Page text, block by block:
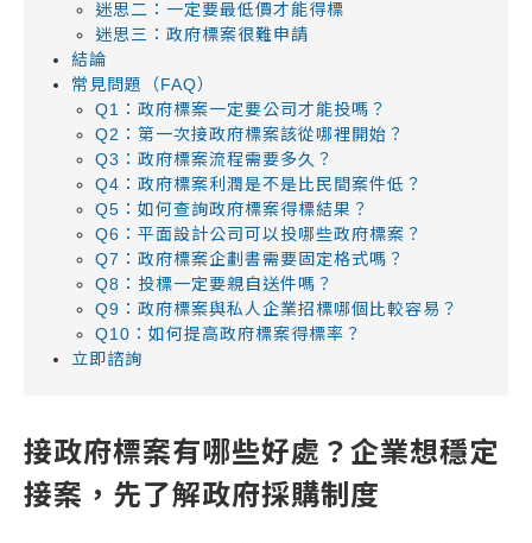
迷思二：一定要最低價才能得標
迷思三：政府標案很難申請
結論
常見問題（FAQ）
Q1：政府標案一定要公司才能投嗎？
Q2：第一次接政府標案該從哪裡開始？
Q3：政府標案流程需要多久？
Q4：政府標案利潤是不是比民間案件低？
Q5：如何查詢政府標案得標結果？
Q6：平面設計公司可以投哪些政府標案？
Q7：政府標案企劃書需要固定格式嗎？
Q8：投標一定要親自送件嗎？
Q9：政府標案與私人企業招標哪個比較容易？
Q10：如何提高政府標案得標率？
立即諮詢
接政府標案有哪些好處？企業想穩定
接案，先了解政府採購制度